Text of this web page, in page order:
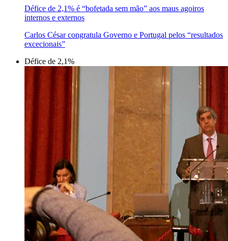
Défice de 2,1% é “bofetada sem mão” aos maus agoiros
internos e externos
Carlos César congratula Governo e Portugal pelos “resultados
excecionais”
Défice de 2,1%